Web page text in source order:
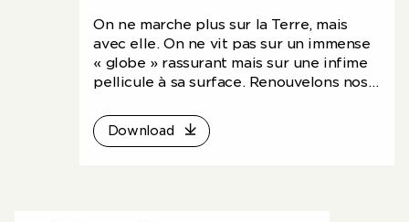
On ne marche plus sur la Terre, mais
avec elle. On ne vit pas sur un immense
« globe » rassurant mais sur une infime
pellicule à sa surface. Renouvelons nos
scéniques, aux confins de la conférence
et de la performance, fruits du travail de
Download